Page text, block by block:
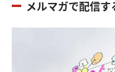
メルマガで配信す